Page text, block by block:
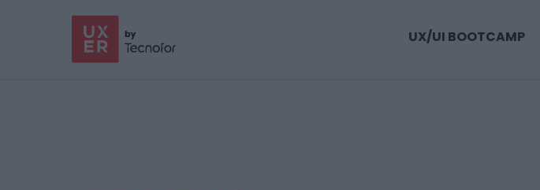
UX/UI BOOTCAMP